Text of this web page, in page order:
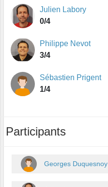
Julien Labory
0/4
Philippe Nevot
3/4
Sébastien Prigent
1/4
Participants
Georges Duquesnoy